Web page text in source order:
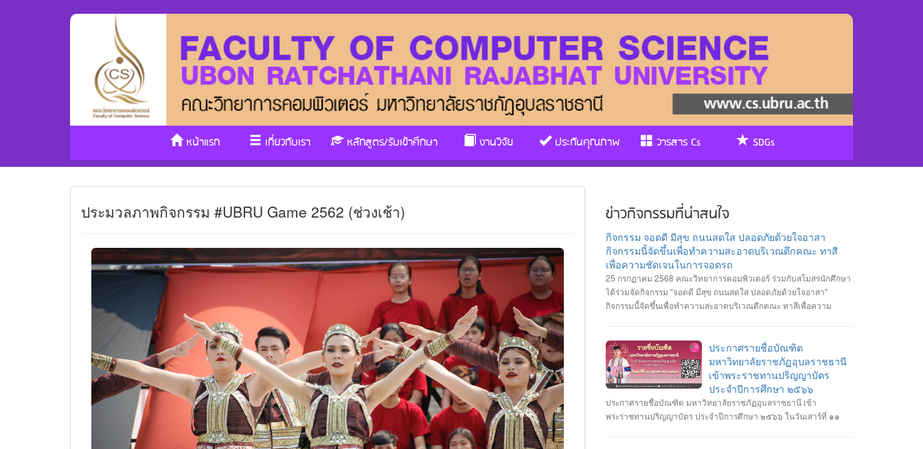
หน้าแรก เกี่ยวกับเรา หลักสูตร/รับเข้าศึกษา งานวิจัย ประกันคุณภาพ วารสาร Cs SDGs
ประมวลภาพกิจกรรม #UBRU Game 2562 (ช่วงเช้า) ข่าวกิจกรรมที่น่าสนใจ
กิจกรรม จอดดี มีสุข ถนนสดใส ปลอดภัยด้วยใจอาสา
กิจกรรมนี้จัดขึ้นเพื่อทำความสะอาดบริเวณตึกคณะ ทาสี
เพื่อความชัดเจนในการจอดรถ
25 กรกฏาคม 2568 คณะวิทยาการคอมพิวเตอร์ ร่วมกับสโมสรนักศึกษา
ได้ร่วมจัดกิจกรรม "จอดดี มีสุข ถนนสดใส ปลอดภัยด้วยใจอาสา"
กิจกรรมนี้จัดขึ้นเพื่อทำความสะอาดบริเวณตึกคณะ ทาสีเพื่อความ
ประกาศรายชื่อบัณฑิต
มหาวิทยาลัยราชภัฏอุบลราชธานี
เข้าพระราชทานปริญญาบัตร
ประจำปีการศึกษา ๒๕๖๖
ประกาศรายชื่อบัณฑิต มหาวิทยาลัยราชภัฏอุบลราชธานี เข้า
พระราชทานปริญญาบัตร ประจำปีการศึกษา ๒๕๖๖ ในวันเสาร์ที่ ๑๑